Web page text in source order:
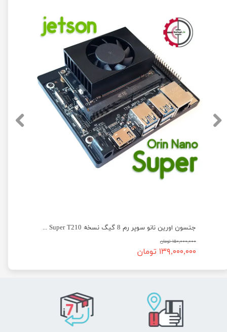
جتسون اورین نانو سوپر رم 8 گیگ نسخه Jetson Orin Nano Super T210
۱۵۰,۰۰۰,۰۰۰ تومان
۱۳۹,۰۰۰,۰۰۰ تومان